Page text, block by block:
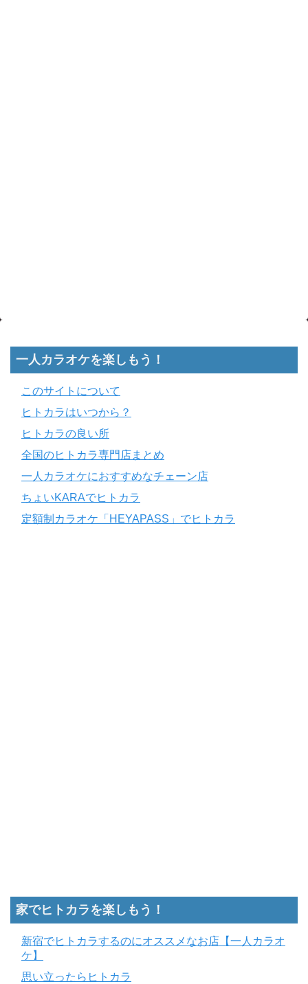
一人カラオケを楽しもう！
このサイトについて
ヒトカラはいつから？
ヒトカラの良い所
全国のヒトカラ専門店まとめ
一人カラオケにおすすめなチェーン店
ちょいKARAでヒトカラ
定額制カラオケ「HEYAPASS」でヒトカラ
家でヒトカラを楽しもう！
新宿でヒトカラするのにオススメなお店【一人カラオ
ケ】
思い立ったらヒトカラ